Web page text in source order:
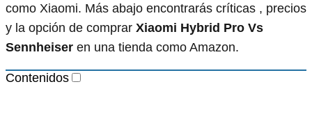
como Xiaomi. Más abajo encontrarás críticas , precios
y la opción de comprar Xiaomi Hybrid Pro Vs
Sennheiser en una tienda como Amazon.
Contenidos